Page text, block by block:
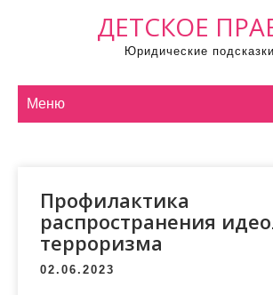
ДЕТСКОЕ
Юридические подсказки
Меню
Профилактика
распространения
терроризма
02.06.2023